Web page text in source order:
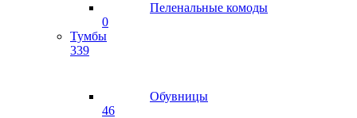
Пеленальные комоды
0
Тумбы
339
Обувницы
46